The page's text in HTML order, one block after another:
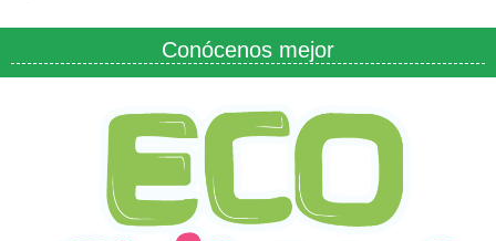
Conócenos mejor